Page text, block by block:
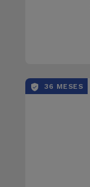
36 MESES